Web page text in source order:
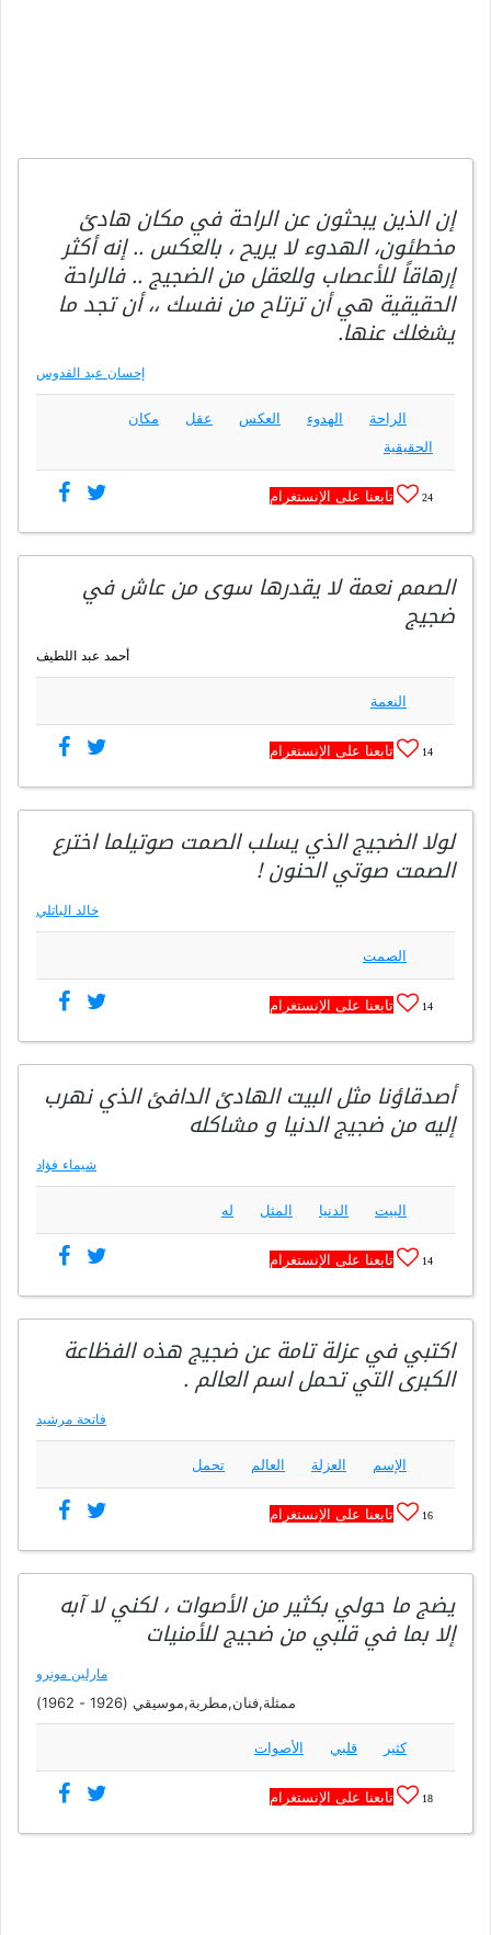
إن الذين يبحثون عن الراحة في مكان هادئ
مخطئون، الهدوء لا يريح ، بالعكس .. إنه أكثر
إرهاقاً للأعصاب وللعقل من الضجيج .. فالراحة
الحقيقية هي أن ترتاح من نفسك ،، أن تجد ما
يشغلك عنها.
إحسان عبد القدوس
الراحة الهدوء العكس عقل
مكان
الحقيقية
24 تابعنا على الإنستغرام
الصمم نعمة لا يقدرها سوى من عاش في
ضجيج
أحمد عبد اللطيف
النعمة
14 تابعنا على الإنستغرام
لولا الضجيج الذي يسلب الصمت صوتيلما اخترع
الصمت صوتي الحنون !
خالد الباتلي
الصمت
14 تابعنا على الإنستغرام
أصدقاؤنا مثل البيت الهادئ الدافئ الذي نهرب
إليه من ضجيج الدنيا و مشاكله
شيماء فؤاد
البيت الدنيا المثل له
14 تابعنا على الإنستغرام
اكتبي في عزلة تامة عن ضجيج هذه الفظاعة
الكبرى التي تحمل اسم العالم .
فاتحة مرشيد
الإسم العزلة العالم تحمل
16 تابعنا على الإنستغرام
يضج ما حولي بكثير من الأصوات ، لكني لا آبه
إلا بما في قلبي من ضجيج للأمنيات
مارلين مونرو
ممثلة,فنان,مطربة,موسيقي (1926 - 1962)
كثير قلبي الأصوات
18 تابعنا على الإنستغرام